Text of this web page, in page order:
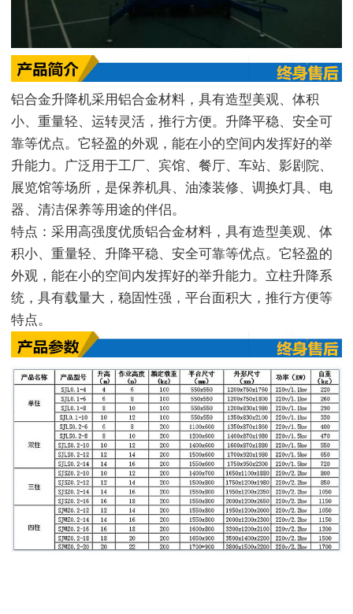
铝合金升降机采用铝合金材料，具有造型美观、体积
小、重量轻、运转灵活，推行方便。升降平稳、安全可
靠等优点。它轻盈的外观，能在小的空间内发挥好的举
升能力。广泛用于工厂、宾馆、餐厅、车站、影剧院、
展览馆等场所，是保养机具、油漆装修、调换灯具、电
器、清洁保养等用途的伴侣。
特点：采用高强度优质铝合金材料，具有造型美观、体
积小、重量轻、升降平稳、安全可靠等优点。它轻盈的
外观，能在小的空间内发挥好的举升能力。立柱升降系
统，具有载量大，稳固性强，平台面积大，推行方便等
特点。